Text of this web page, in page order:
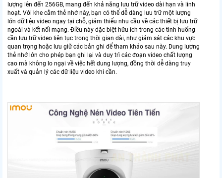
lượng lên đến 256GB, mang đến khả năng lưu trữ video dài hạn và linh
hoạt. Với khe cắm thẻ nhớ này, bạn có thể dễ dàng lưu trữ một lượng
lớn dữ liệu video ngay tại chỗ, giảm thiểu nhu cầu về các thiết bị lưu trữ
ngoài và kết nối mạng. Điều này đặc biệt hữu ích trong các tình huống
cần lưu trữ video liên tục trong thời gian dài, như giám sát các khu vực
quan trọng hoặc lưu giữ các bản ghi để tham khảo sau này. Dung lượng
thẻ nhớ lớn cho phép bạn ghi lại và duy trì các đoạn video chất lượng
cao mà không lo ngại về việc hết dung lượng, đồng thời dễ dàng truy
xuất và quản lý các dữ liệu video khi cần.